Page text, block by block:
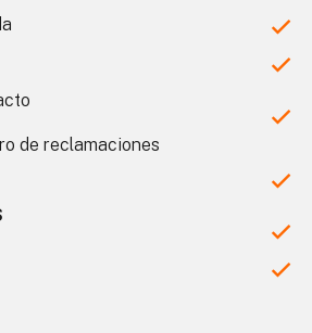
de reclamaciones